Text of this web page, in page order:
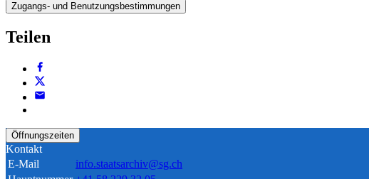
Zugangs- und Benutzungsbestimmungen
Teilen
Öffnungszeiten
Kontakt
E-Mail
info.staatsarchiv@sg.ch